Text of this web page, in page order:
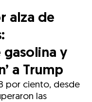
alza de
gasolina y
a Trump
por ciento, desde
las